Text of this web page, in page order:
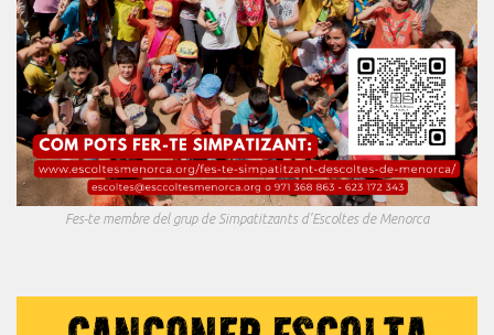
Fes-te membre del grup de Simpatitzants d'Escoltes de Menorca